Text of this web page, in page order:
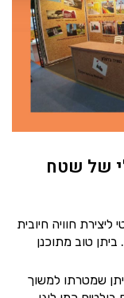
של שטח
חוויה חיובית
טוב מתוכנן
שמטרתו למשוך